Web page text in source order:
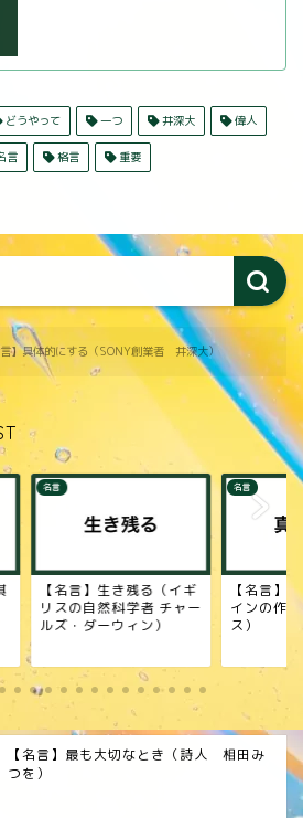
どうやって 一つ 井深大 偉人
言 格言 重要
言】具体的にする（SONY創業者 井深大）
言】生き残る（イギ
の自然科学者 チャー
・ダーウィン）
【名言】真の勇気（
インの作家 セルバ
【名言】最も大切なとき（詩人 相田み
つを）